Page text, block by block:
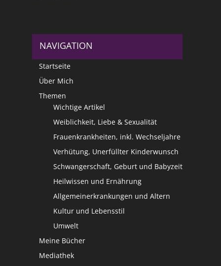
NAVIGATION
Startseite
Über Mich
Themen
Wichtige Artikel
Weiblichkeit, Liebe & Sexualität
Frauenkrankheiten, inkl. Wechseljahre
Verhütung, Unerfüllter Kinderwunsch
Schwangerschaft, Geburt und Babyzeit
Heilwissen und Ernährung
Allgemeinerkrankungen und Altern
Kultur und Lebensstil
Umwelt
Meine Bücher
Mediathek